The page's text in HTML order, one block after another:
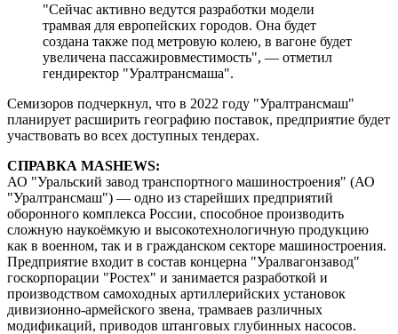
"Сейчас активно ведутся разработки модели
трамвая для европейских городов. Она будет
создана также под метровую колею, в вагоне будет
увеличена пассажировместимость", — отметил
гендиректор "Уралтрансмаша".
Семизоров подчеркнул, что в 2022 году "Уралтрансмаш"
планирует расширить географию поставок, предприятие будет
участвовать во всех доступных тендерах.
СПРАВКА MASHEWS:
АО "Уральский завод транспортного машиностроения" (АО
"Уралтрансмаш") — одно из старейших предприятий
оборонного комплекса России, способное производить
сложную наукоёмкую и высокотехнологичную продукцию
как в военном, так и в гражданском секторе машиностроения.
Предприятие входит в состав концерна "Уралвагонзавод"
госкорпорации "Ростех" и занимается разработкой и
производством самоходных артиллерийских установок
дивизионно-армейского звена, трамваев различных
модификаций, приводов штанговых глубинных насосов.